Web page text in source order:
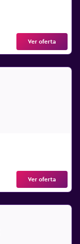
Ver oferta
Ver oferta